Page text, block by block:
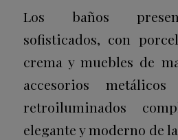
Los baños
sofisticados, con
crema y muebles de
accesorios
retroiluminados
elegante y moderno de